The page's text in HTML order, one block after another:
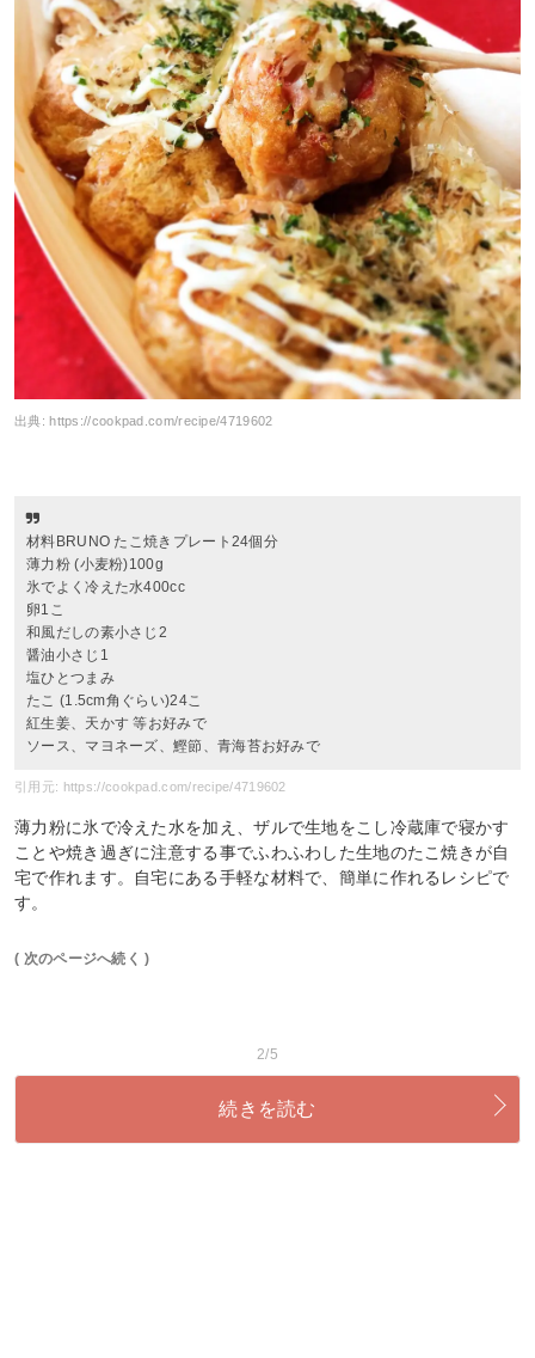
出典: https://cookpad.com/recipe/4719602
材料BRUNO たこ焼きプレート24個分
薄力粉 (小麦粉)100g
氷でよく冷えた水400cc
卵1こ
和風だしの素小さじ2
醤油小さじ1
塩ひとつまみ
たこ (1.5cm角ぐらい)24こ
紅生姜、天かす 等お好みで
ソース、マヨネーズ、鰹節、青海苔お好みで
引用元: https://cookpad.com/recipe/4719602
薄力粉に氷で冷えた水を加え、ザルで生地をこし冷蔵庫で寝かす
ことや焼き過ぎに注意する事でふわふわした生地のたこ焼きが自
宅で作れます。自宅にある手軽な材料で、簡単に作れるレシピで
す。
( 次のページへ続く )
2/5
続きを読む